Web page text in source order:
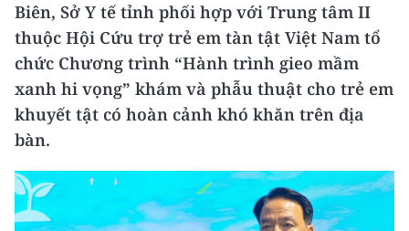
Biên, Sở Y tế tỉnh phối hợp với Trung tâm II
thuộc Hội Cứu trợ trẻ em tàn tật Việt Nam tổ
chức Chương trình “Hành trình gieo mầm
xanh hi vọng” khám và phẫu thuật cho trẻ em
khuyết tật có hoàn cảnh khó khăn trên địa
bàn.